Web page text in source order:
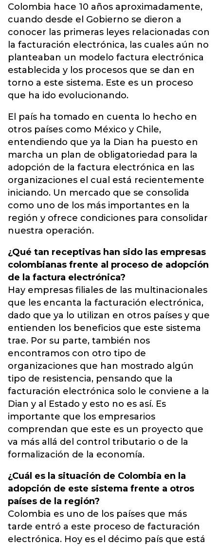
Colombia hace 10 años aproximadamente,
cuando desde el Gobierno se dieron a
conocer las primeras leyes relacionadas con
la facturación electrónica, las cuales aún no
planteaban un modelo factura electrónica
establecida y los procesos que se dan en
torno a este sistema. Este es un proceso
que ha ido evolucionando.
El país ha tomado en cuenta lo hecho en
otros países como México y Chile,
entendiendo que ya la Dian ha puesto en
marcha un plan de obligatoriedad para la
adopción de la factura electrónica en las
organizaciones el cual está recientemente
iniciando. Un mercado que se consolida
como uno de los más importantes en la
región y ofrece condiciones para consolidar
nuestra operación.
¿Qué tan receptivas han sido las empresas
colombianas frente al proceso de adopción
de la factura electrónica?
Hay empresas filiales de las multinacionales
que les encanta la facturación electrónica,
dado que ya lo utilizan en otros países y que
entienden los beneficios que este sistema
trae. Por su parte, también nos
encontramos con otro tipo de
organizaciones que han mostrado algún
tipo de resistencia, pensando que la
facturación electrónica solo le conviene a la
Dian y al Estado y esto no es así. Es
importante que los empresarios
comprendan que este es un proyecto que
va más allá del control tributario o de la
formalización de la economía.
¿Cuál es la situación de Colombia en la
adopción de este sistema frente a otros
países de la región?
Colombia es uno de los países que más
tarde entró a este proceso de facturación
electrónica. Hoy es el décimo país que está